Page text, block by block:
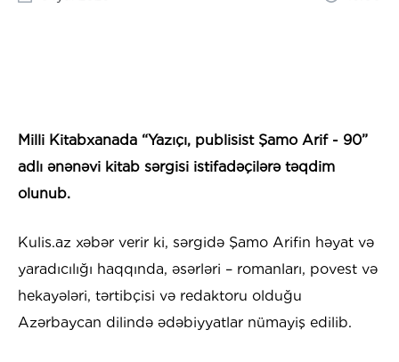
Milli Kitabxanada “Yazıçı, publisist Şamo Arif - 90”
adlı ənənəvi kitab sərgisi istifadəçilərə təqdim
olunub.
Kulis.az xəbər verir ki, sərgidə Şamo Arifin həyat və
yaradıcılığı haqqında, əsərləri – romanları, povest və
hekayələri, tərtibçisi və redaktoru olduğu
Azərbaycan dilində ədəbiyyatlar nümayiş edilib.